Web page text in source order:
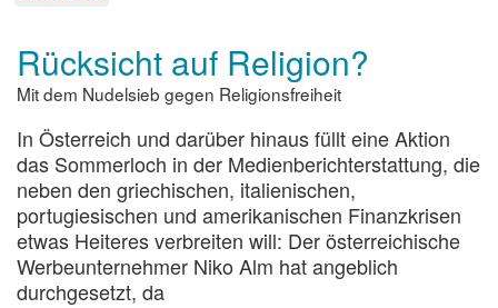
Rücksicht auf Religion?
Mit dem Nudelsieb gegen Religionsfreiheit
In Österreich und darüber hinaus füllt eine Aktion
das Sommerloch in der Medienberichterstattung, die
neben den griechischen, italienischen,
portugiesischen und amerikanischen Finanzkrisen
etwas Heiteres verbreiten will: Der österreichische
Werbeunternehmer Niko Alm hat angeblich
durchgesetzt, da